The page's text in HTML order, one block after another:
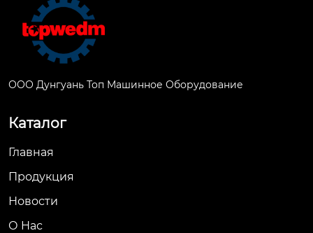
ООО Дунгуань Топ Машинное Оборудование
Каталог
Главная
Продукция
Новости
О Hас